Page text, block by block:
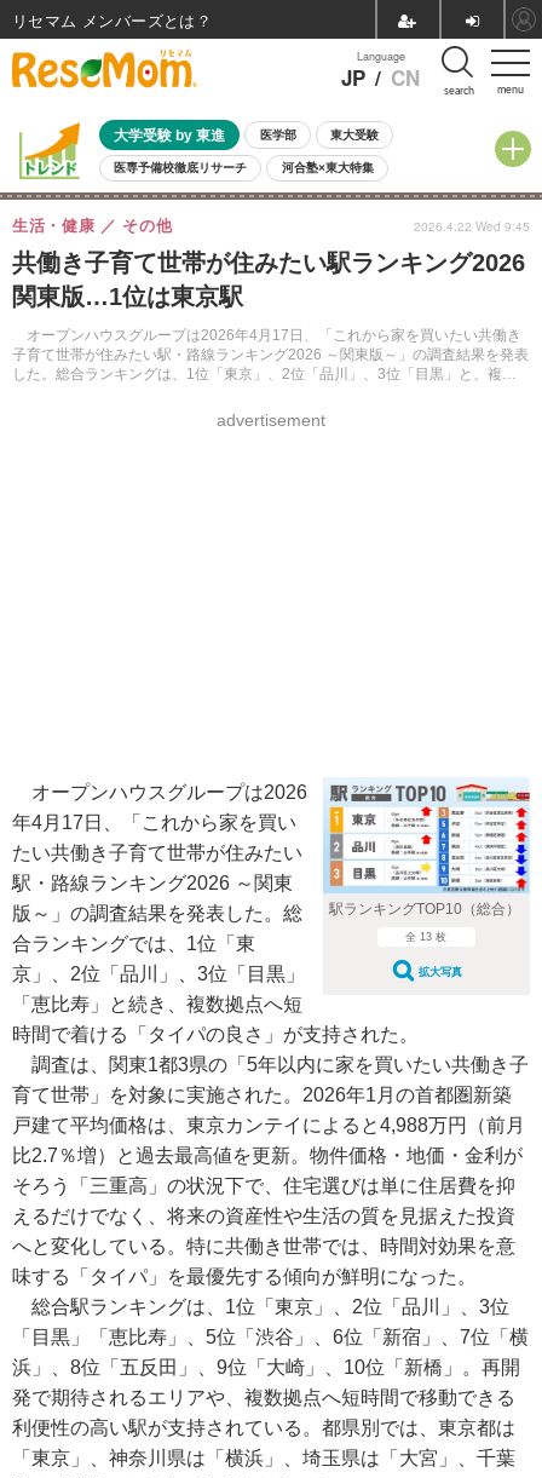
menu
Language
JP / CN search
大学受験 by 東進 医学部 東大受験
医専予備校徹底リサーチ 河合塾×東大特集
親子で考える大学選び 高校受験 中学受験 小学校受験
共通テスト 夏休み
8月開催イベント・WS 全国公立高校 過去問 人気記事
自由研究教材（小学生向け） 自由研究教材（中学生向け）
共働き子育て世帯が住みたい駅ランキング2026
関東版…1位は東京駅
オープンハウスグループは2026年4月17日、「これから家を買いたい共働き
子育て世帯が住みたい駅・路線ランキング2026 ～関東版～」の調査結果を発表
した。総合ランキングは、1位「東京」、2位「品川」、3位「目黒」と、複数
生活・健康 その他
advertisement
2026.4.22 Wed 9:45
駅ランキングTOP10（総合）
全 13 枚
拡大写真
オープンハウスグループは2026
年4月17日、「これから家を買い
たい共働き子育て世帯が住みたい
駅・路線ランキング2026 ～関東
版～」の調査結果を発表した。総
合ランキングでは、1位「東
京」、2位「品川」、3位「目黒」
「恵比寿」と続き、複数拠点へ短
時間で着ける「タイパの良さ」が支持された。
調査は、関東1都3県の「5年以内に家を買いたい共働き子
育て世帯」を対象に実施された。2026年1月の首都圏新築
戸建て平均価格は、東京カンテイによると4,988万円（前月
比2.7％増）と過去最高値を更新。物件価格・地価・金利が
そろう「三重高」の状況下で、住宅選びは単に住居費を抑
えるだけでなく、将来の資産性や生活の質を見据えた投資
へと変化している。特に共働き世帯では、時間対効果を意
味する「タイパ」を最優先する傾向が鮮明になった。
総合駅ランキングは、1位「東京」、2位「品川」、3位
「目黒」「恵比寿」、5位「渋谷」、6位「新宿」、7位「横
浜」、8位「五反田」、9位「大崎」、10位「新橋」。再開
発で期待されるエリアや、複数拠点へ短時間で移動できる
利便性の高い駅が支持されている。都県別では、東京都は
「東京」、神奈川県は「横浜」、埼玉県は「大宮」、千葉
リセマム メンバーズ